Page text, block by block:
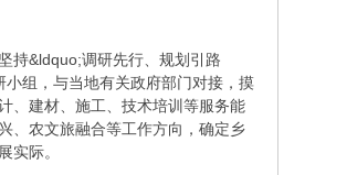
持&ldquo;调研先行、规划引路
组，与当地有关政府部门对接，摸
、建材、施工、技术培训等服务能
、农文旅融合等工作方向，确定乡
实际。